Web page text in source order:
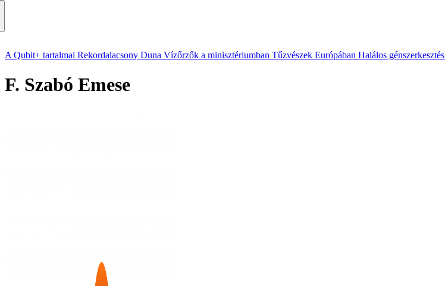
A Qubit+ tartalmai Rekordalacsony Duna Vízőrzők a minisztériumban Tűzvészek Európában Halálos génszerkesztés
F. Szabó Emese